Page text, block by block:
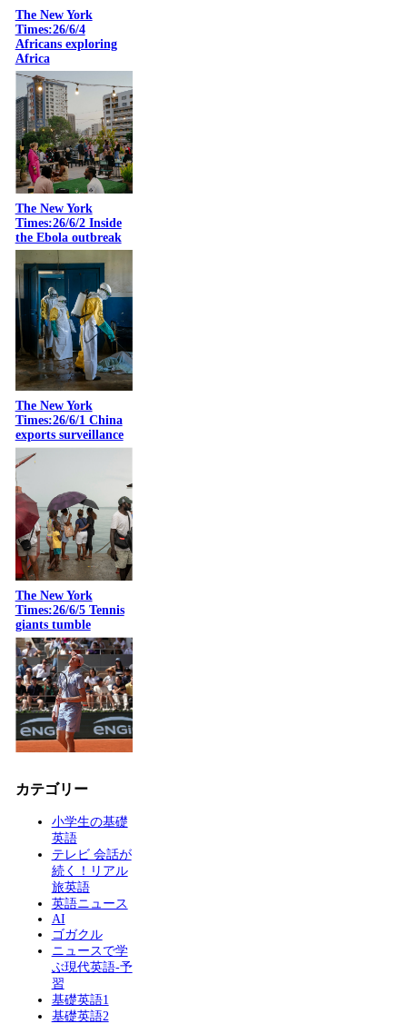
The New York
Times:26/6/4
Africans exploring
Africa
The New York
Times:26/6/2 Inside
the Ebola outbreak
The New York
Times:26/6/1 China
exports surveillance
The New York
Times:26/6/5 Tennis
giants tumble
カテゴリー
小学生の基礎
英語
テレビ 会話が
続く！リアル
旅英語
英語ニュース
AI
ゴガクル
ニュースで学
ぶ現代英語-予
習
基礎英語1
基礎英語2